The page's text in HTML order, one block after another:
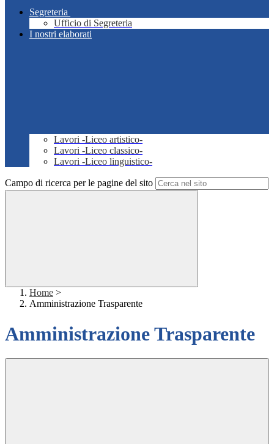
Segreteria
Ufficio di Segreteria
I nostri elaborati
Lavori -Liceo artistico-
Lavori -Liceo classico-
Lavori -Liceo linguistico-
Campo di ricerca per le pagine del sito
Home >
Amministrazione Trasparente
Amministrazione Trasparente